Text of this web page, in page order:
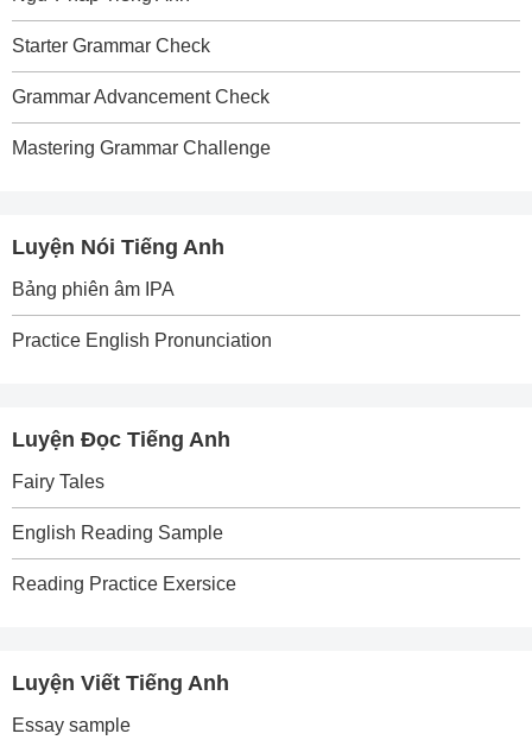
Starter Grammar Check
Grammar Advancement Check
Mastering Grammar Challenge
Luyện Nói Tiếng Anh
Bảng phiên âm IPA
Practice English Pronunciation
Luyện Đọc Tiếng Anh
Fairy Tales
English Reading Sample
Reading Practice Exersice
Luyện Viết Tiếng Anh
Essay sample